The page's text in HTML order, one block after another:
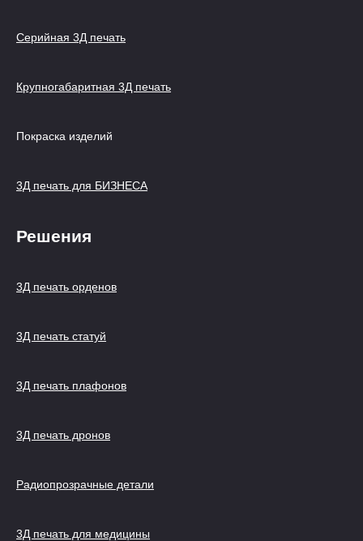
Серийная 3Д печать
Крупногабаритная 3Д печать
Покраска изделий
3Д печать для БИЗНЕСА
Решения
3Д печать орденов
3Д печать статуй
3Д печать плафонов
3Д печать дронов
Радиопрозрачные детали
3Д печать для медицины